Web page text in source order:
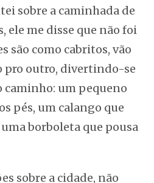
sobre a caminhada de
ele me disse que não foi
são como cabritos, vão
pro outro, divertindo-se
caminho: um pequeno
pés, um calango que
borboleta que pousa
sobre a cidade, não